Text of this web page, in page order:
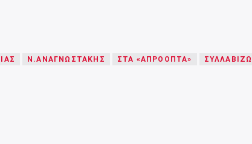
Ν.ΑΝΑΓΝΩΣΤΆΚΗΣ ΣΤΑ «ΑΠΡΌΟΠΤΑ»